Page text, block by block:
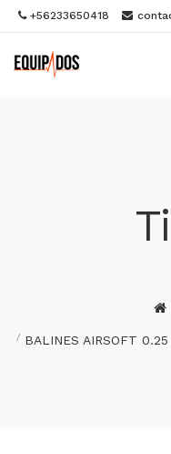
+56233650418
BALINES AIRSOFT 0.25